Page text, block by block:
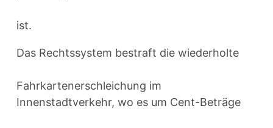
ist.
Das Rechtssystem bestraft die wiederholte
Fahrkartenerschleichung im
Innenstadtverkehr, wo es um Cent-Beträge